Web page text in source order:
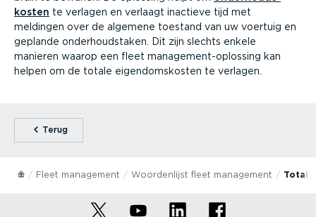
kosten te verlagen en verlaagt inactieve tijd met
meldingen over de algemene toestand van uw voertuig en
geplande onder­houds­taken. Dit zijn slechts enkele
manieren waarop een fleet manage­ment-op­lossing kan
helpen om de totale eigen­doms­kosten te verlagen.
⁠Terug
Fleet management Woorden­lijst fleet management